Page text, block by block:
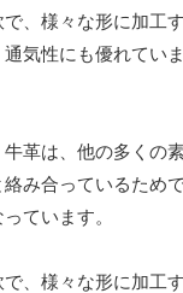
、様々な形に加工
気性にも優れてい
革は、他の多くの
み合っているため
ています。
、様々な形に加工